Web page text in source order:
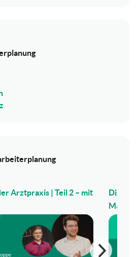
Arztpraxis | Teil 2 – mit